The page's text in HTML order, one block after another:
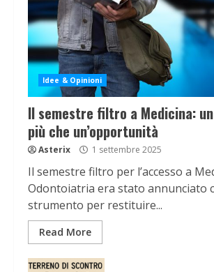
Idee & Opinioni
Il semestre filtro a Medicina:
più che un’opportunità
Asterix 1 settembre 2025
Il semestre filtro per l’accesso a
Odontoiatria era stato annunciato
strumento per restituire...
Read More